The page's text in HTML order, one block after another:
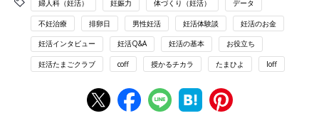
い？」産婦人科医が
回答！
婦人科（妊活） 妊娠力 体づくり（妊活） データ
不妊治療 排卵日 男性妊活 妊活体験談 妊活のお金
妊活インタビュー 妊活Q&A 妊活の基本 お役立ち
妊活たまごクラブ coff 授かるチカラ たまひよ loff